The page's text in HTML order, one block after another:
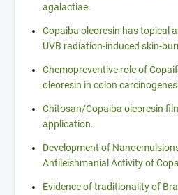
agalactiae.
Copaiba oleoresin has topical
UVB radiation-induced skin-
Chemopreventive role of
oleoresin in colon
Chitosan/Copaiba oleoresin
application.
Development of
Antileishmanial Activity of
Evidence of traditionality of